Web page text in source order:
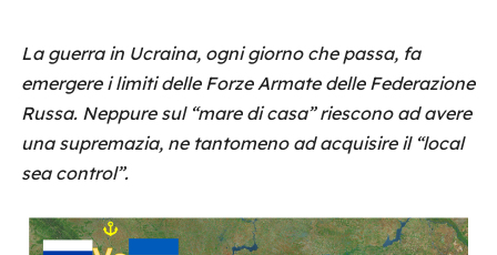
La guerra in Ucraina, ogni giorno che passa, fa
emergere i limiti delle Forze Armate delle Federazione
Russa. Neppure sul “mare di casa” riescono ad avere
una supremazia, ne tantomeno ad acquisire il “local
sea control”.